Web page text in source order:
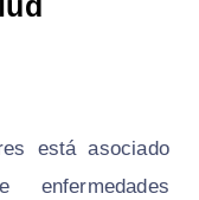
está asociado